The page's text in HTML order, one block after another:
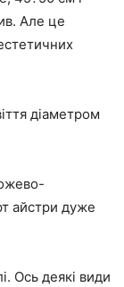
Але це
діаметром
айстри дуже
Ось деякі види